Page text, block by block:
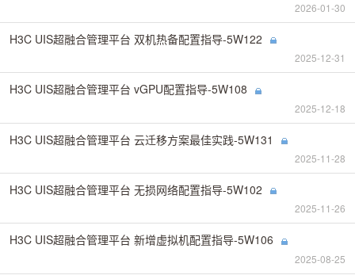
2026-01-30
H3C UIS超融合管理平台 双机热备配置指导-5W122
2025-12-31
H3C UIS超融合管理平台 vGPU配置指导-5W108
2025-12-18
H3C UIS超融合管理平台 云迁移方案最佳实践-5W131
2025-11-28
H3C UIS超融合管理平台 无损网络配置指导-5W102
2025-11-26
H3C UIS超融合管理平台 新增虚拟机配置指导-5W106
2025-08-25